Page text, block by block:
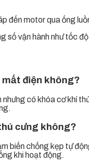
đến motor qua ống
số vận hành như tốc
điện không?
có khóa cơ khí
cưng không?
biến chống kẹp tự
khi hoạt động.